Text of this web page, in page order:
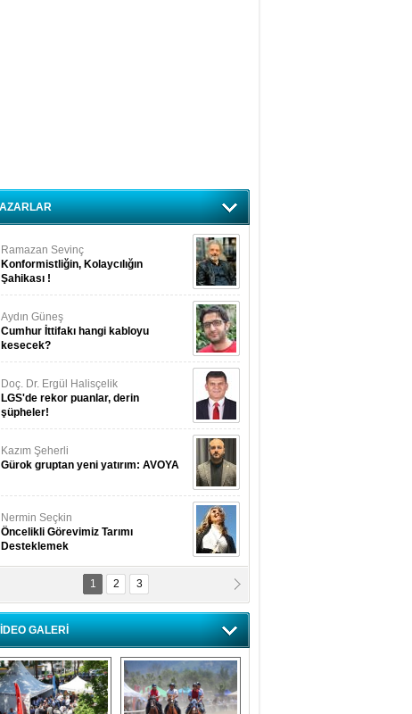
Ramazan Sevinç
Konformistliğin, Kolaycılığın
Şahikası !
Aydın Güneş
Cumhur İttifakı hangi kabloyu
kesecek?
Doç. Dr. Ergül Halisçelik
LGS'de rekor puanlar, derin
şüpheler!
Kazım Şeherli
Gürok gruptan yeni yatırım: AVOYA
Nermin Seçkin
Öncelikli Görevimiz Tarımı
Desteklemek
Nilüfer Menekli Buzcular
Siz Hiç Kelebeklerin Sesini
Duydunuz Mu?
1 2 3
GALERİ